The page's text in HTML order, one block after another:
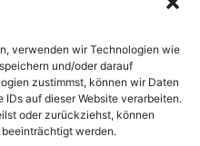
verwenden wir Technologien wie
und/oder darauf
zustimmst, können wir Daten
auf dieser Website verarbeiten.
oder zurückziehst, können
werden.